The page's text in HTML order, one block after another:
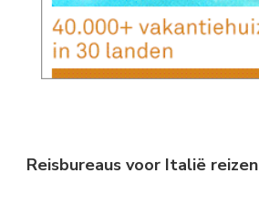
Reisbureaus voor Italië reizen